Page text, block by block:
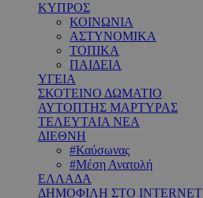
ΚΥΠΡΟΣ
ΚΟΙΝΩΝΙΑ
ΑΣΤΥΝΟΜΙΚΑ
ΤΟΠΙΚΑ
ΠΑΙΔΕΙΑ
ΥΓΕΙΑ
ΣΚΟΤΕΙΝΟ ΔΩΜΑΤΙΟ
ΑΥΤΟΠΤΗΣ ΜΑΡΤΥΡΑΣ
ΤΕΛΕΥΤΑΙΑ ΝΕΑ
ΔΙΕΘΝΗ
#Καύσωνας
#Μέση Ανατολή
ΕΛΛΑΔΑ
ΔΗΜΟΦΙΛΗ ΣΤΟ INTERNET